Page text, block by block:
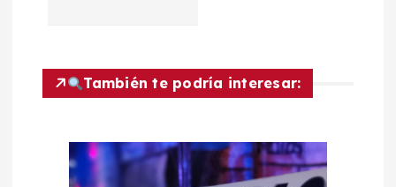
e
e
También te podría interesar: